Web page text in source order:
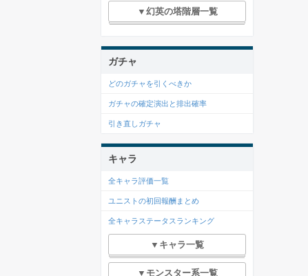
▼幻英の塔階層一覧
ガチャ
どのガチャを引くべきか
ガチャの確定演出と排出確率
引き直しガチャ
キャラ
全キャラ評価一覧
ユニストの初回報酬まとめ
全キャラステータスランキング
▼キャラ一覧
▼モンスター系一覧